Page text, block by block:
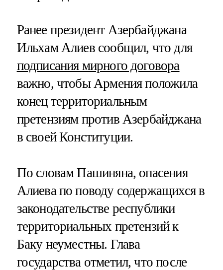
Ранее президент Азербайджана
Ильхам Алиев сообщил, что для
подписания мирного договора
важно, чтобы Армения положила
конец территориальным
претензиям против Азербайджана
в своей Конституции.
По словам Пашиняна, опасения
Алиева по поводу содержащихся в
законодательстве республики
территориальных претензий к
Баку неуместны. Глава
государства отметил, что после